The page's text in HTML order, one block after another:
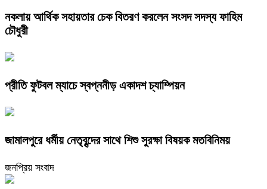
নকলায় আর্থিক সহায়তার চেক বিতরণ করলেন সংসদ সদস্য ফাহিম
চৌধুরী
প্রীতি ফুটবল ম্যাচে স্বপ্ননীড় একাদশ চ্যাম্পিয়ন
জামালপুরে ধর্মীয় নেতৃবৃন্দের সাথে শিশু সুরক্ষা বিষয়ক মতবিনিময়
জনপ্রিয় সংবাদ